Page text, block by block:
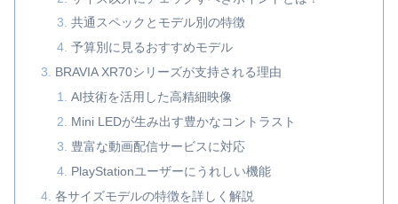
共通スペックとモデル別の特徴
予算別に見るおすすめモデル
BRAVIA XR70シリーズが支持される理由
AI技術を活用した高精細映像
Mini LEDが生み出す豊かなコントラスト
豊富な動画配信サービスに対応
PlayStationユーザーにうれしい機能
各サイズモデルの特徴を詳しく解説